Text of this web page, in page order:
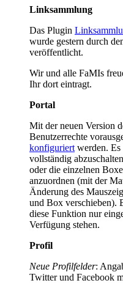
Linksammlung
Das Plugin
wurde gestern durch
veröffentlicht.
Wir und alle FaMIs
Ihr dort eintragt.
Portal
Mit der neuen Version
Benutzerrechte
konfiguriert werden.
vollständig
oder die einzelnen
anzuordnen (mit der
Änderung des
und Box verschieben).
diese Funktion nur
Verfügung stehen.
Profil
Neue Profilfelder:
Twitter und Facebook